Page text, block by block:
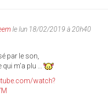
le lun 18/02/2019 à 20h40
par le son,
m'a plu ...
watch?